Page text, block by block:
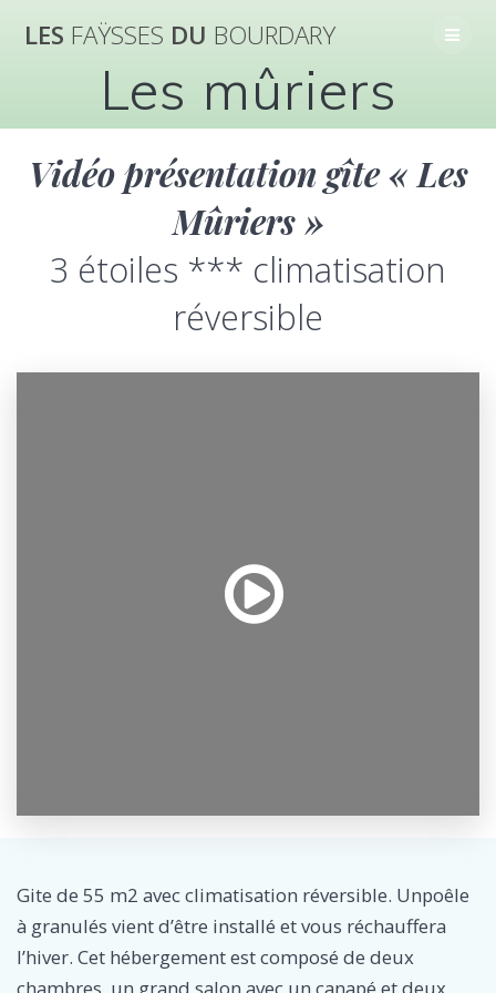
to
LES FAŸSSES DU BOURDARY
Les mûriers
Vidéo présentation gîte « Les
Mûriers »
3 étoiles *** climatisation
réversible
Gite de 55 m2 avec climatisation réversible. Unpoêle
à granulés vient d’être installé et vous réchauffera
l’hiver. Cet hébergement est composé de deux